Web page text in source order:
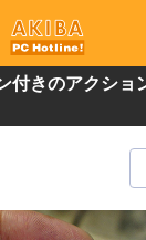
付きのアクショ